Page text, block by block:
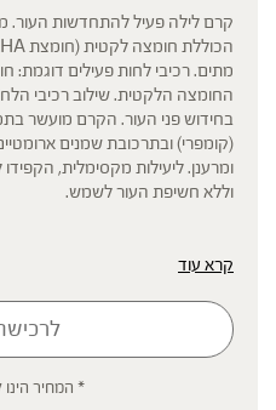
קרם לילה פעיל להתחדשות העור.
מתים. רכיבי לחות פעילים דוגמת:
החומצה הלקטית. שילוב רכיבי
בחידוש פני העור. הקרם מועשר
(קומפרי) ובתרכובת שמנים
ומרענן. ליעילות מקסימלית,
וללא חשיפת העור לשמש.
* תוסף תזונה
הכתוב מסתמך על גישות
ספק המידע אינו מהווה המלצה
קרא עוד
* המחיר